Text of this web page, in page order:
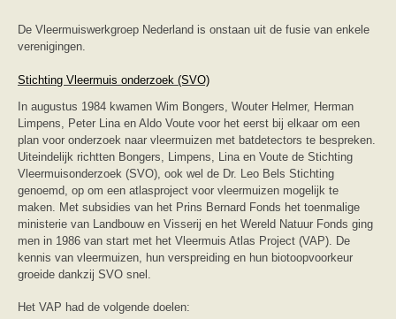
rapporten
Handleiding
Forum
Naar het forum
De Vleermuiswerkgroep Nederland is onstaan uit de fusie van enkele
verenigingen.
Stichting Vleermuis onderzoek (SVO)
In augustus 1984 kwamen Wim Bongers, Wouter Helmer, Herman
Limpens, Peter Lina en Aldo Voute voor het eerst bij elkaar om een
plan voor onderzoek naar vleermuizen met batdetectors te bespreken.
Uiteindelijk richtten Bongers, Limpens, Lina en Voute de Stichting
Vleermuisonderzoek (SVO), ook wel de Dr. Leo Bels Stichting
genoemd, op om een atlasproject voor vleermuizen mogelijk te
maken. Met subsidies van het Prins Bernard Fonds het toenmalige
ministerie van Landbouw en Visserij en het Wereld Natuur Fonds ging
men in 1986 van start met het Vleermuis Atlas Project (VAP). De
kennis van vleermuizen, hun verspreiding en hun biotoopvoorkeur
groeide dankzij SVO snel.
Het VAP had de volgende doelen: